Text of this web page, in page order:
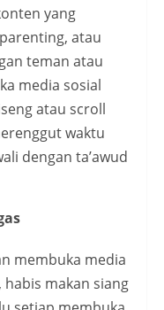
yang
atau
teman atau
media sosial
atau scroll
waktu
dengan ta’awud
membuka media
makan siang